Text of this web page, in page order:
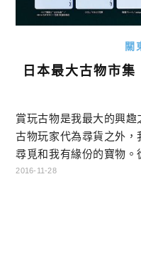
關
日本最大古物市
賞玩古物是我最大的興
古物玩家代為尋貨之外，
尋覓和我有緣份的寶物
京蚤の市」的訊息，這個
2016-11-28